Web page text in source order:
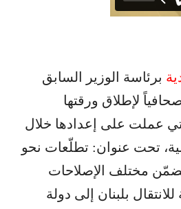
برئاسة الوزير السابق
لإطلاق ورقتها
عملت على إعدادها خلال
تحت عنوان: تطلّعات نحو
مختلف الإصلاحات
بلبنان إلى دولة